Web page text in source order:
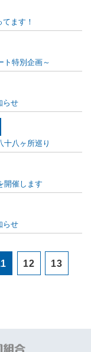
ます！
ト特別企画～
らせ
十八ヶ所巡り
開催します
らせ
12 13